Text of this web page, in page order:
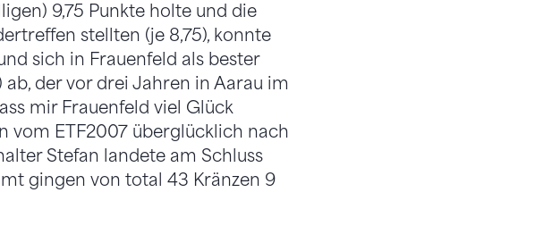
9,75 Punkte holte und die
stellten (je 8,75), konnte
sich in Frauenfeld als bester
der vor drei Jahren in Aarau im
mir Frauenfeld viel Glück
vom ETF2007 überglücklich nach
Stefan landete am Schluss
gingen von total 43 Kränzen 9